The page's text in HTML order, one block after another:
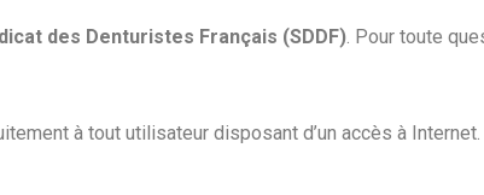
des Denturistes Français (SDDF). Pour toute
à tout utilisateur disposant d’un accès à